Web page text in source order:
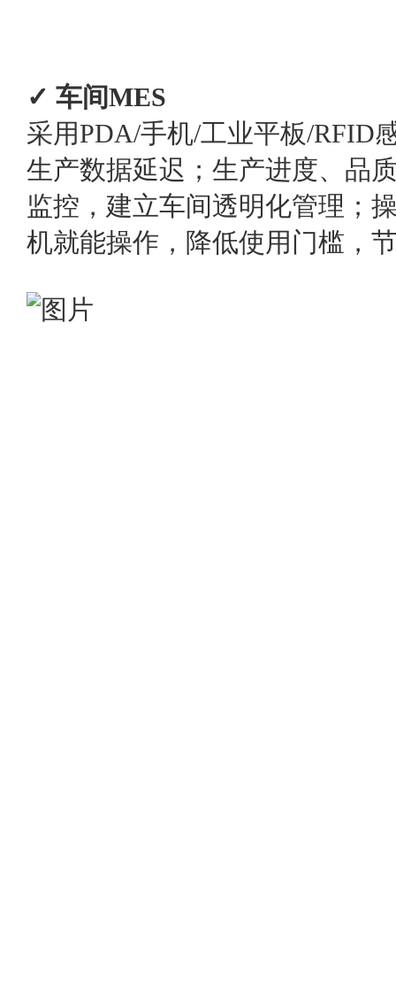
✓ 车间MES
采用PDA/手机/工业平板/RFID
生产数据延迟；生产进度、品
监控，建立车间透明化管理；
机就能操作，降低使用门槛，